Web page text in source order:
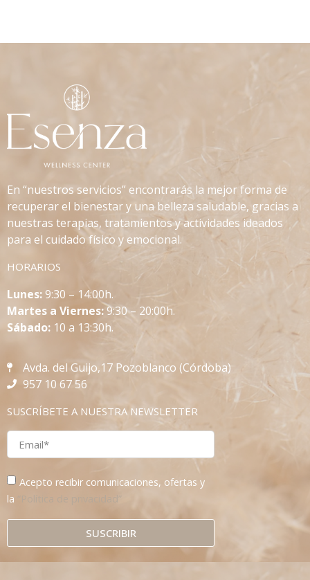
En “nuestros servicios” encontrarás la mejor forma de
recuperar el bienestar y una belleza saludable, gracias a
nuestras terapias, tratamientos y actividades ideados
para el cuidado físico y emocional.
HORARIOS
Lunes:9:30 – 14:00h.
Martes a Viernes:9:30 – 20:00h.
Sábado: 10 a 13:30h.
Avda. del Guijo,17 Pozoblanco (Córdoba)
957 10 67 56
SUSCRÍBETE A NUESTRA NEWSLETTER
Acepto recibir comunicaciones, ofertas y
la
“Política de privacidad”
SUSCRIBIR